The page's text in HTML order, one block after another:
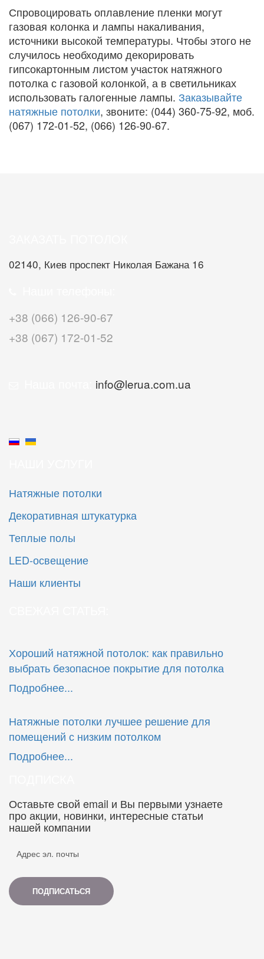
Спровоцировать оплавление пленки могут
газовая колонка и лампы накаливания,
источники высокой температуры. Чтобы этого не
случилось необходимо декорировать
гипсокартонным листом участок натяжного
потолка с газовой колонкой, а в светильниках
использовать галогенные лампы. Заказывайте
натяжные потолки, звоните: (044) 360-75-92, моб.
(067) 172-01-52, (066) 126-90-67.
02140, Киев проспект Николая Бажана 16
+38 (066) 126-90-67
+38 (067) 172-01-52
info@lerua.com.ua
Натяжные потолки
Декоративная штукатурка
Теплые полы
LED-освещение
Наши клиенты
Хороший натяжной потолок: как правильно
выбрать безопасное покрытие для потолка
Подробнее...
Натяжные потолки лучшее решение для
помещений с низким потолком
Подробнее...
Оставьте свой email и Вы первыми узнаете
про акции, новинки, интересные статьи
нашей компании